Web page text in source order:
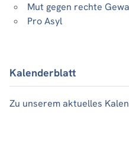
Mut gegen rechte
Pro Asyl
Kalenderblatt
Zu unserem aktuelles